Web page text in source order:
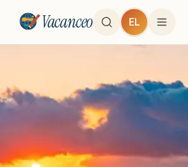
Vacanceo EL